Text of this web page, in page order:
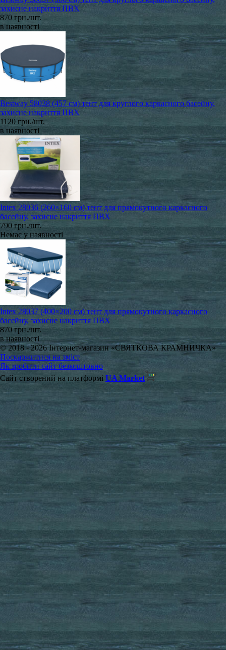
захисне накриття ПВХ
870 грн./шт.
в наявності
Bestway 58038 (457 см) тент для круглого каркасного басейну,
захисне накриття ПВХ
1120 грн./шт.
в наявності
Intex 28036 (260×160 см) тент для прямокутного каркасного
басейну, захисне накриття ПВХ
790 грн./шт.
Немає у наявності
Intex 28037 (400×200 см) тент для прямокутного каркасного
басейну, захисне накриття ПВХ
870 грн./шт.
в наявності
© 2018 - 2026 Інтернет-магазин «СВЯТКОВА КРАМНИЧКА»
Поскаржитися на зміст
Як зробити сайт безкоштовно
Сайт створений на платформі UA Market